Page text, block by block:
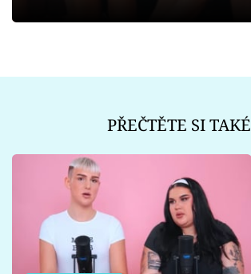
PŘEČTĚTE SI TAKÉ